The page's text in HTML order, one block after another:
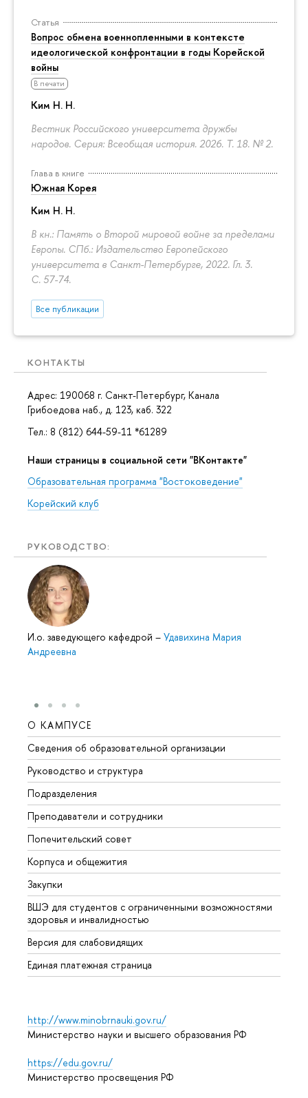
Статья
Вопрос обмена военнопленными в контексте
идеологической конфронтации в годы Корейской
войны
В печати
Ким Н. Н.
Вестник Российского университета дружбы
народов. Серия: Всеобщая история. 2026. Т. 18. № 2.
Глава в книге
Южная Корея
Ким Н. Н.
В кн.: Память о Второй мировой войне за пределами
Европы. СПб.: Издательство Европейского
университета в Санкт-Петербурге, 2022. Гл. 3.
С. 57-74.
Все публикации
КОНТАКТЫ
Адрес: 190068 г. Санкт-Петербург, Канала
Грибоедова наб., д. 123, каб. 322
Тел.: 8 (812) 644-59-11 *61289
Наши страницы в социальной сети "ВКонтакте"
Образовательная программа "Востоковедение"
Корейский клуб
РУКОВОДСТВО:
И.о. заведующего кафедрой – Удавихина Мария
Андреевна
О КАМПУСЕ
Сведения об образовательной организации
Руководство и структура
Подразделения
Преподаватели и сотрудники
Попечительский совет
Корпуса и общежития
Закупки
ВШЭ для студентов с ограниченными возможностями
здоровья и инвалидностью
Версия для слабовидящих
Единая платежная страница
http://www.minobrnauki.gov.ru/
Министерство науки и высшего образования РФ
https://edu.gov.ru/
Министерство просвещения РФ